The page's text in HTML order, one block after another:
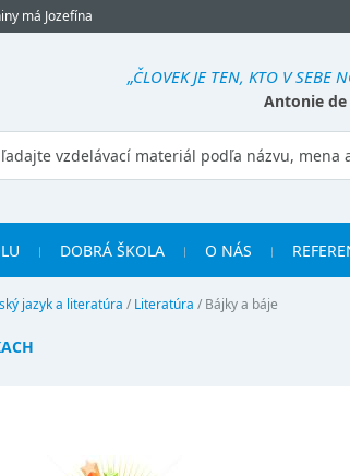
má Jozefína
„ČLOVEK JE TEN, KTO V SEBE
Antonie de
DOBRÁ ŠKOLA O NÁS
jazyk a literatúra / Literatúra / Bájky a báje